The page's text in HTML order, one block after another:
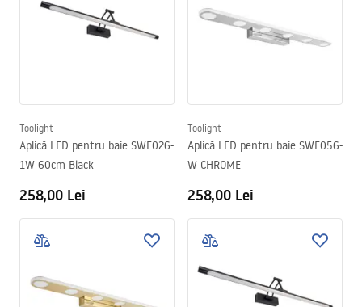
Toolight
Aplică LED pentru baie SWE026-
1W 60cm Black
258,00 Lei
Toolight
Aplică LED pentru baie SWE056-
W CHROME
258,00 Lei